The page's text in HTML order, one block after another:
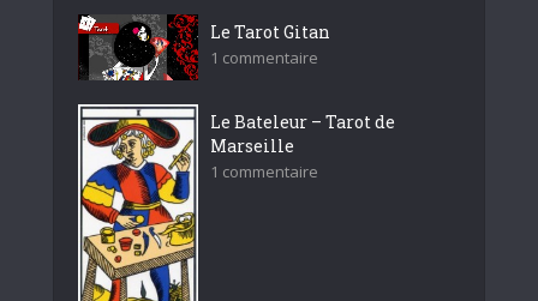
Le Tarot Gitan
1 commentaire
Le Bateleur – Tarot de
Marseille
1 commentaire